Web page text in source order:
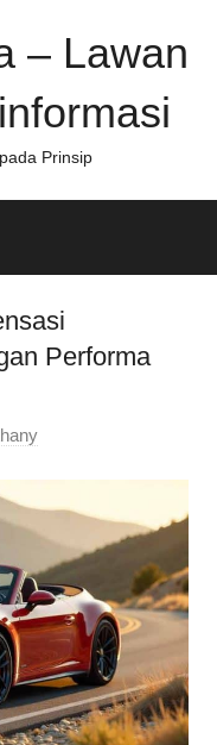
– Lawan
Prinsip
Performa